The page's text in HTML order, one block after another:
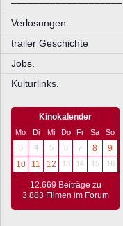
––––––––––––––––––––
Verlosungen.
trailer Geschichte
Jobs.
Kulturlinks.
Kinokalender
Mo Di Mi Do Fr Sa
So
3
4 5 6 7 8
9
10
11 12 13 14 15 16
12.669 Beiträge zu
3.883 Filmen im Forum